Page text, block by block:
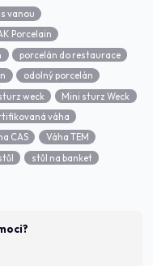
vanou
Porcelain
porcelán do restaurace
odolný porcelán
weck
Mini sturz Weck
váha
CAS
Váha TEM
stůl na banket